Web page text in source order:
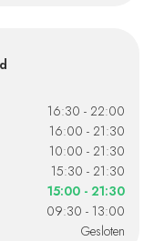
16:30 - 22:00
16:00 - 21:30
10:00 - 21:30
15:30 - 21:30
15:00 - 21:30
09:30 - 13:00
Gesloten